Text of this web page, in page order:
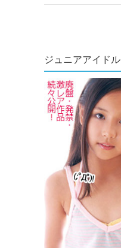
ジュニアアイドル